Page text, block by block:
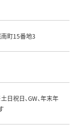
町15番地3
祝日、GW、年末年